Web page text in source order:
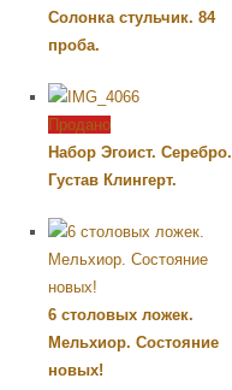
Солонка стульчик. 84
проба.
Продано
Набор Эгоист. Серебро.
Густав Клингерт.
6 столовых ложек.
Мельхиор. Состояние
новых!